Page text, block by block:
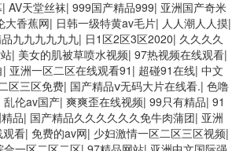
区狠狠撸婷婷五月天 大香蕉国欧美 日本人妻
生活视频免费看 三级片AA久久久久免费看 国
线 亚洲无码国产乱码精品95 91麻豆强暴精
| AV天堂丝袜| 999国产精品999| 亚洲国产奇米
大香蕉网| 日韩一级特黄av毛片| 人人潮人人摸|
九九九九九九| 日1区2区3区2020| 久久久久
| 美女的肌被草喷水视频| 97热视频在线观看|
| 亚洲一区二区在线观看91 | 超碰91在线| 中文
区三区免费| 国产精品ⅴ无码大片在线看.| 色噜
乱伦av国产| 爽爽歪在线视频| 99只有精品| 91
品| 国产精品久久久久久久免牛肉蒲团| 亚洲
观看| 免费的av网| 少妇激情一区二区三区视频|